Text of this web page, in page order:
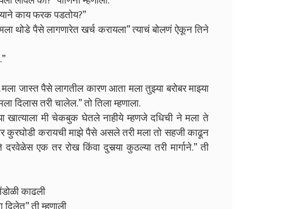
काय फरक पडतोय?”
मला थोडे पैसे लागणारेत खर्च करायला” त्याचं बोलणं ऐकून तिने
जास्त पैसे लागतील कारण आता मला तुझ्या बरोबर माझ्या
दिलास तरी चालेल.” तो तिला म्हणाला.
खात्याला मी चेकबुक घेतले नाहीये म्हणजे दधिची ने मला ते
कुरघोडी करायची माझे पैसे असले तरी मला तो सहजी काढून
एक तर रोख किंवा दुसर्‍या कुठल्या तरी मार्गाने.” ती
काढली